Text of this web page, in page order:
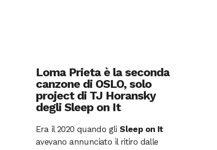
Loma Prieta è la seconda
canzone di OSLO, solo
project di TJ Horansky
degli Sleep on It
Era il 2020 quando gliSleep on It
avevano annunciato il ritiro dalle